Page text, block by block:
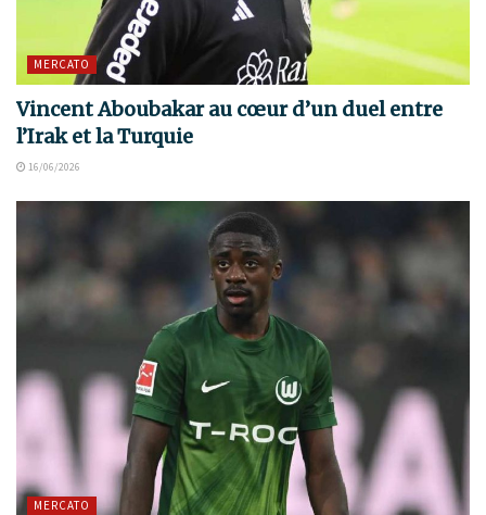
MERCATO
Vincent Aboubakar au cœur d’un duel entre
l’Irak et la Turquie
16/06/2026
MERCATO